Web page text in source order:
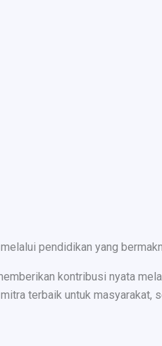
pendidikan yang
kontribusi nyata
terbaik untuk masyarakat,